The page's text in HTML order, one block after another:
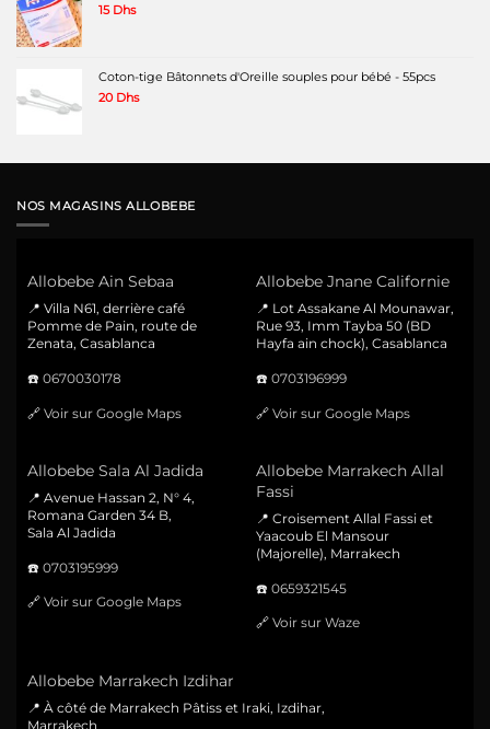
15 Dhs
Coton-tige Bâtonnets d'Oreille souples pour bébé - 55pcs
20 Dhs
NOS MAGASINS ALLOBEBE
Allobebe Ain Sebaa
📍 Villa N61, derrière café
Pomme de Pain, route de
Zenata, Casablanca
☎️ 0670030178
🔗 Voir sur Google Maps
Allobebe Jnane Californie
📍 Lot Assakane Al Mounawar,
Rue 93, Imm Tayba 50 (BD
Hayfa ain chock), Casablanca
☎️ 0703196999
🔗 Voir sur Google Maps
Allobebe Sala Al Jadida
📍 Avenue Hassan 2, N° 4,
Romana Garden 34 B,
Sala Al Jadida
☎️ 0703195999
🔗 Voir sur Google Maps
Allobebe Marrakech Allal
Fassi
📍 Croisement Allal Fassi et
Yaacoub El Mansour
(Majorelle), Marrakech
☎️ 0659321545
🔗 Voir sur Waze
Allobebe Marrakech Izdihar
📍 À côté de Marrakech Pâtiss et Iraki, Izdihar,
Marrakech